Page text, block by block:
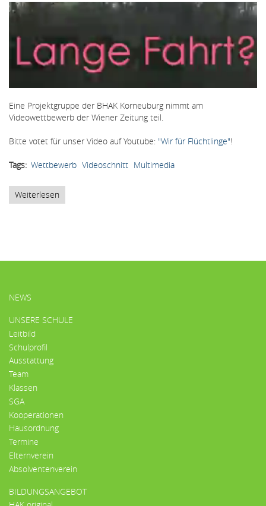
Videotutorials
im
Videoschnitt
Eine Projektgruppe der BHAK Korneuburg nimmt am
Videowettbewerb der Wiener Zeitung teil.
Bitte votet für unser Video auf Youtube: "Wir für Flüchtlinge"!
Tags Wettbewerb Videoschnitt Multimedia
Weiterlesen
Videowettbewerb:
HAUPTMENÜ
NEWS
UNSERE SCHULE
Leitbild
Schulprofil
Ausstattung
Team
Klassen
SGA
Kooperationen
Hausordnung
Termine
Elternverein
Absolventenverein
BILDUNGSANGEBOT